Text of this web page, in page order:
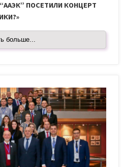
ПОСЕТИЛИ КОНЦЕРТ
больше...